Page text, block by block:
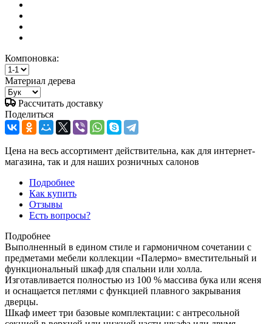
Компоновка:
Материал дерева
Рассчитать доставку
Поделиться
Цена на весь ассортимент действительна, как для интернет-
магазина, так и для наших розничных салонов
Подробнее
Как купить
Отзывы
Есть вопросы?
Подробнее
Выполненный в едином стиле и гармоничном сочетании с
предметами мебели коллекции «Палермо» вместительный и
функциональный шкаф для спальни или холла.
Изготавливается полностью из 100 % массива бука или ясеня
и оснащается петлями с функцией плавного закрывания
дверцы.
Шкаф имеет три базовые комплектации: c антресольной